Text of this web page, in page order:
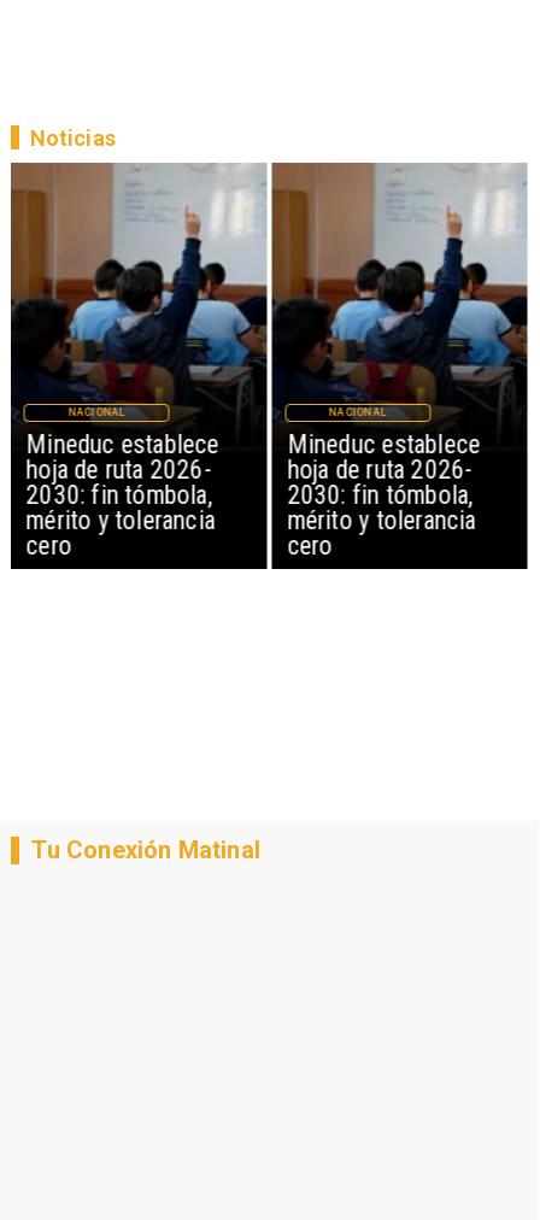
Mineduc establece
hoja de ruta 2026-
2030: fin tómbola,
mérito y tolerancia
cero
NACIONAL
Mineduc establece
hoja de ruta 2026-
2030: fin tómbola,
mérito y tolerancia
cero
NACIONAL
Noticias
Tu Conexión Matinal